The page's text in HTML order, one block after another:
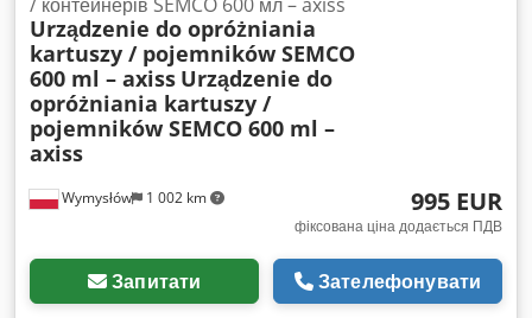
Wymysłów 1 002 km
Urządzenie do opróżniania
kartuszy / pojemników SEMCO
600 ml – axiss Urządzenie do
opróżniania kartuszy /
pojemników SEMCO 600 ml –
axiss
995 EUR
фіксована ціна додається ПДВ
Запитати Зателефонувати